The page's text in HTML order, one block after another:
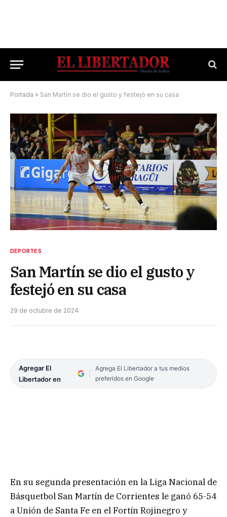
Portada » San Martín se dio el gusto y festejó en su casa
DEPORTES
San Martín se dio el gusto y
festejó en su casa
29 de octubre de 2024
Agregar El
Libertador en
Agrega El Libertador a tus medios
preferidos en Google
En su segunda presentación en la Liga Nacional de
Básquetbol San Martín de Corrientes le ganó 65-54
a Unión de Santa Fe en el Fortín Rojinegro y